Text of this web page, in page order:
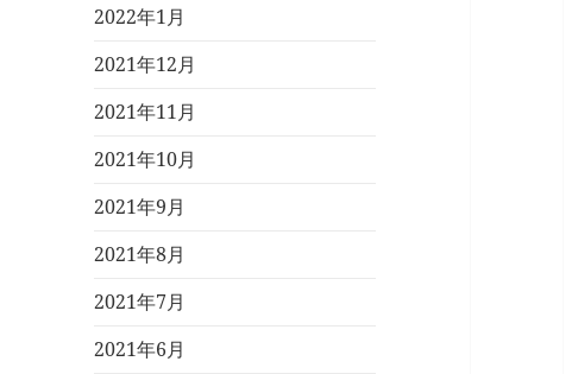
2022年1月
2021年12月
2021年11月
2021年10月
2021年9月
2021年8月
2021年7月
2021年6月